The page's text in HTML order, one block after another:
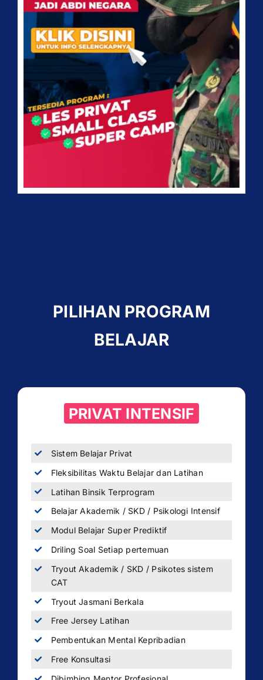
PILIHAN PROGRAM
BELAJAR
PRIVAT INTENSIF
Sistem Belajar Privat
Fleksibilitas Waktu Belajar dan Latihan
Latihan Binsik Terprogram
Belajar Akademik / SKD / Psikologi Intensif
Modul Belajar Super Prediktif
Driling Soal Setiap pertemuan
Tryout Akademik / SKD / Psikotes sistem
CAT
Tryout Jasmani Berkala
Free Jersey Latihan
Pembentukan Mental Kepribadian
Free Konsultasi